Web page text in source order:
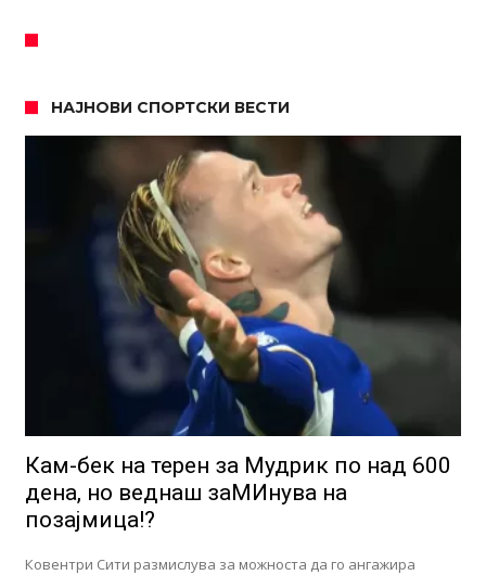
НАЈНОВИ СПОРТСКИ ВЕСТИ
Кам-бек на терен за Мудрик по над 600
дена, но веднаш заМИнува на
позајмица!?
Ковентри Сити размислува за можноста да го ангажира